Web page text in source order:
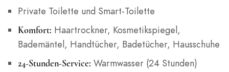
Private Toilette und Smart-Toilette
Komfort: Haartrockner, Kosmetikspiegel,
Bademäntel, Handtücher, Badetücher, Hausschuhe
24-Stunden-Service: Warmwasser (24 Stunden)